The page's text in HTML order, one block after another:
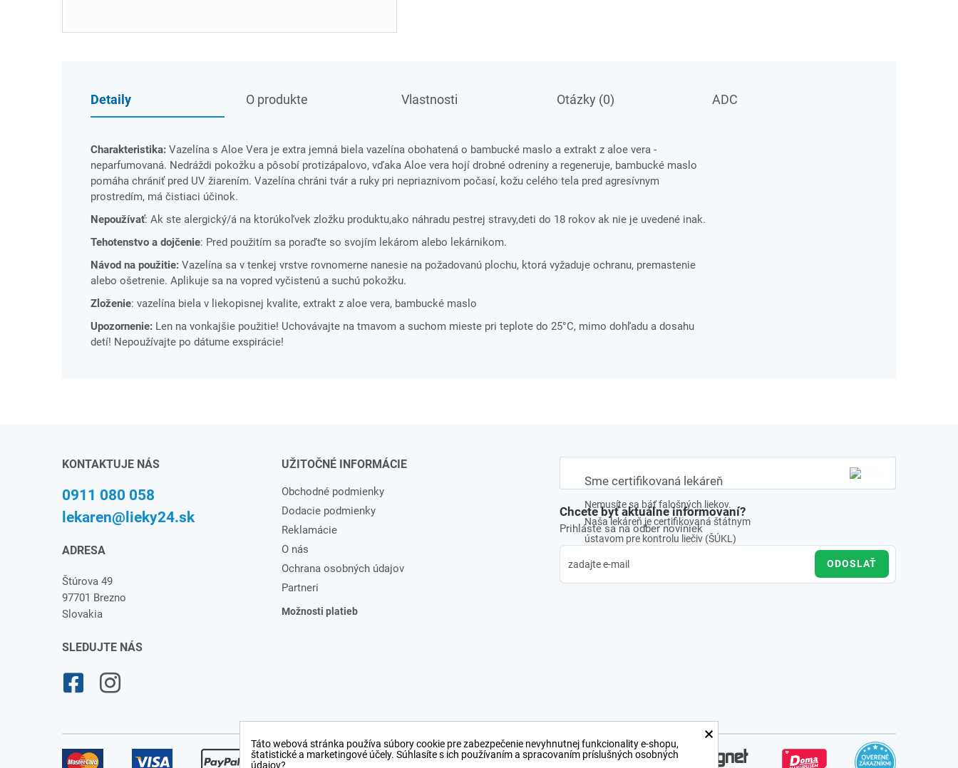
Detaily O produkte Vlastnosti Otázky (0) ADC
Charakteristika: Vazelína s Aloe Vera je extra jemná biela vazelína obohatená o bambucké maslo a extrakt z aloe vera -
neparfumovaná. Nedráždi pokožku a pôsobí protizápalovo, vďaka Aloe vera hojí drobné odreniny a regeneruje, bambucké maslo
pomáha chrániť pred UV žiarením. Vazelína chráni tvár a ruky pri nepriaznivom počasí, kožu celého tela pred agresívnym
prostredím, má čistiaci účinok.
Nepoužívať: Ak ste alergický/á na ktorúkoľvek zložku produktu,ako náhradu pestrej stravy,deti do 18 rokov ak nie je uvedené inak.
Tehotenstvo a dojčenie: Pred použitím sa poraďte so svojím lekárom alebo lekárnikom.
Návod na použitie: Vazelína sa v tenkej vrstve rovnomerne nanesie na požadovanú plochu, ktorá vyžaduje ochranu, premastenie
alebo ošetrenie. Aplikuje sa na vopred vyčistenú a suchú pokožku.
Zloženie: vazelína biela v liekopisnej kvalite, extrakt z aloe vera, bambucké maslo
Upozornenie: Len na vonkajšie použitie! Uchovávajte na tmavom a suchom mieste pri teplote do 25°C, mimo dohľadu a dosahu
detí! Nepoužívajte po dátume exspirácie!
Sme certifikovaná lekáreň
Nemusíte sa báť falošných liekov.
Naša lekáreň je certifikovaná štátnym
ústavom pre kontrolu liečiv (ŠÚKL)
KONTAKTUJE NÁS
0911 080 058
lekaren@lieky24.sk
ADRESA
Štúrova 49
97701 Brezno
Slovakia
SLEDUJTE NÁS
UŽITOČNÉ INFORMÁCIE
Obchodné podmienky
Dodacie podmienky
Reklamácie
O nás
Ochrana osobných údajov
Partneri
Možnosti platieb
Chcete byť aktuálne informovaní?
Prihláste sa na odber noviniek
ODOSLAŤ
×
Táto webová stránka používa súbory cookie pre zabezpečenie nevyhnutnej funkcionality e-shopu,
štatistické a marketingové účely. Súhlasíte s ich používaním a spracovaním príslušných osobných
údajov?